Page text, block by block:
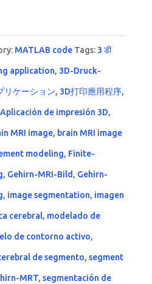
MATLAB code Tags: 3 डी
application, 3D-Druck-
リケーション, 3D打印應用程序,
Aplicación de impresión 3D,
MRI image, brain MRI image
modeling, Finite-
, Gehirn-MRI-Bild , Gehirn-
, image segmentation, imagen
cerebral, modelado de
de contorno activo,
de segmento, segment
MRT, segmentación de